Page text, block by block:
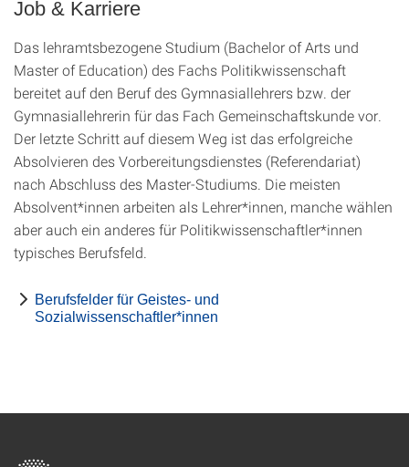
Job & Karriere
Das lehramtsbezogene Studium (Bachelor of Arts und
Master of Education) des Fachs Politikwissenschaft
bereitet auf den Beruf des Gymnasiallehrers bzw. der
Gymnasiallehrerin für das Fach Gemeinschaftskunde vor.
Der letzte Schritt auf diesem Weg ist das erfolgreiche
Absolvieren des Vorbereitungsdienstes (Referendariat)
nach Abschluss des Master-Studiums. Die meisten
Absolvent*innen arbeiten als Lehrer*innen, manche wählen
aber auch ein anderes für Politikwissenschaftler*innen
typisches Berufsfeld.
Berufsfelder für Geistes- und
Sozialwissenschaftler*innen